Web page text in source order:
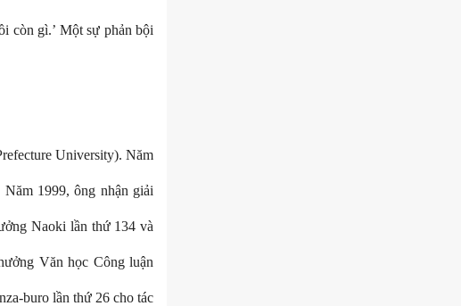
còn gì.’ Một sự phản bội
University). Năm
1999, ông nhận giải
Naoki lần thứ 134 và
Văn học Công luận
buro lần thứ 26 cho tác